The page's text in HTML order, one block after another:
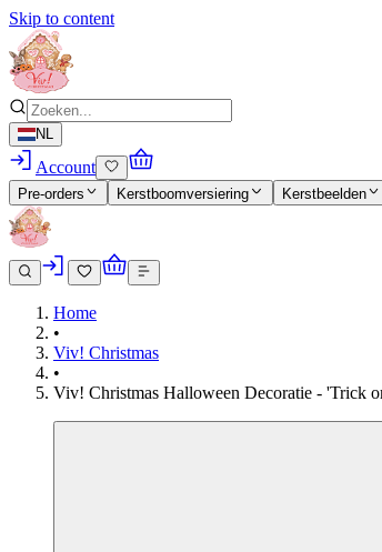
Skip to content
NL
Account
Pre-orders Kerstboomversiering Kerstbeelden
Home
•
Viv! Christmas
•
Viv! Christmas Halloween Decoratie - 'Trick